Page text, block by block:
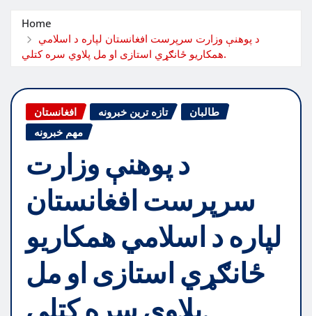
Home
د پوهنې وزارت سرپرست افغانستان لپاره د اسلامي
همکاریو ځانګړي استازی او مل پلاوي سره کتلي.
افغانستان تازه ترین خبرونه
طالبان
مهم خبرونه
د پوهنې وزارت
سرپرست افغانستان
لپاره د اسلامي همکاریو
ځانګړي استازی او مل